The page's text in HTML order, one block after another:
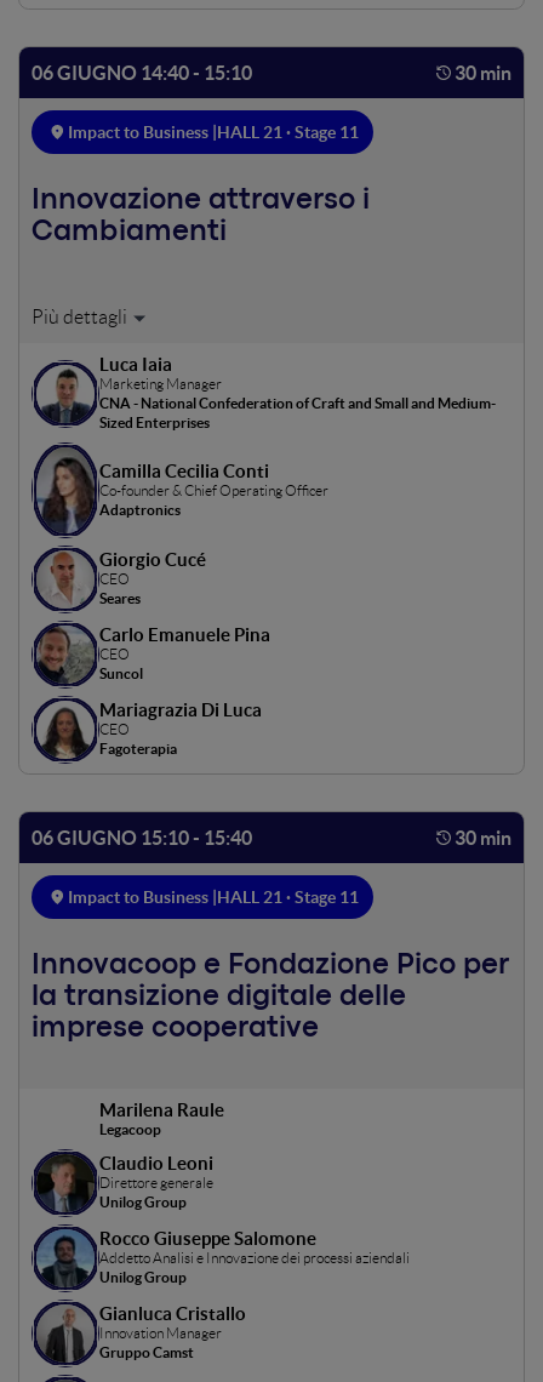
06 GIUGNO 14:40 - 15:10 30 min
Impact to Business | HALL 21 · Stage 11
Innovazione attraverso i
Cambiamenti
Un’analisi ragionata sul cambio dei paradigmi
capaci innovatori. Le imprese vincitrici delle ultime
edizione del Premio Cambiamenti CNA si confrontano per
individuare l’impatto che piccole realtà innovatrici, messe
a sistema, possono avere sul territorio e le micro-
comunità che vivono.
Luca Iaia
Marketing Manager
CNA - National Confederation of Craft and Small and Medium-
Sized Enterprises
Camilla Cecilia Conti
Co-founder & Chief Operating Officer
Adaptronics
Giorgio Cucé
CEO
Seares
Carlo Emanuele Pina
CEO
Suncol
Mariagrazia Di Luca
CEO
Fagoterapia
06 GIUGNO 15:10 - 15:40 30 min
Impact to Business | HALL 21 · Stage 11
Innovacoop e Fondazione Pico per
la transizione digitale delle
imprese cooperative
Marilena Raule
Legacoop
Claudio Leoni
Direttore generale
Unilog Group
Rocco Giuseppe Salomone
Addetto Analisi e Innovazione dei processi aziendali
Unilog Group
Gianluca Cristallo
Innovation Manager
Gruppo Camst